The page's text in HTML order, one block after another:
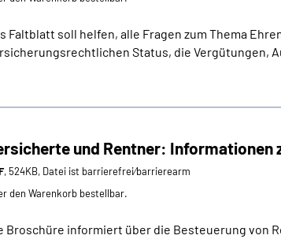
Faltblatt soll helfen, alle Fragen zum Thema
Status, die Vergütungen,
und Rentner: Informationen
, 524KB, Datei ist barrierefrei⁄barrierearm
den Warenkorb bestellbar.
Broschüre informiert über die Besteuerung von